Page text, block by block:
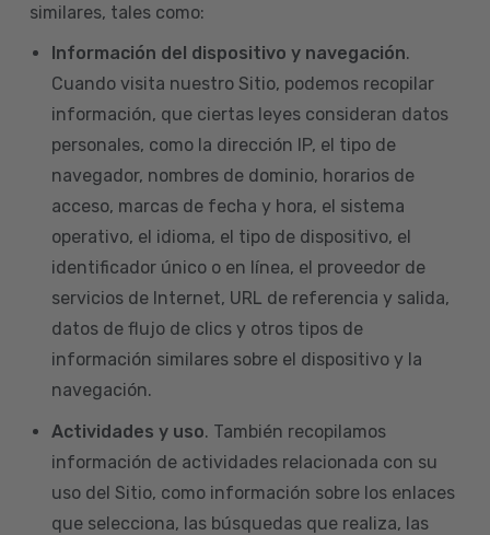
similares, tales como:
Información del dispositivo y navegación.
Cuando visita nuestro Sitio, podemos recopilar
información, que ciertas leyes consideran datos
personales, como la dirección IP, el tipo de
navegador, nombres de dominio, horarios de
acceso, marcas de fecha y hora, el sistema
operativo, el idioma, el tipo de dispositivo, el
identificador único o en línea, el proveedor de
servicios de Internet, URL de referencia y salida,
datos de flujo de clics y otros tipos de
información similares sobre el dispositivo y la
navegación.
Actividades y uso. También recopilamos
información de actividades relacionada con su
uso del Sitio, como información sobre los enlaces
que selecciona, las búsquedas que realiza, las